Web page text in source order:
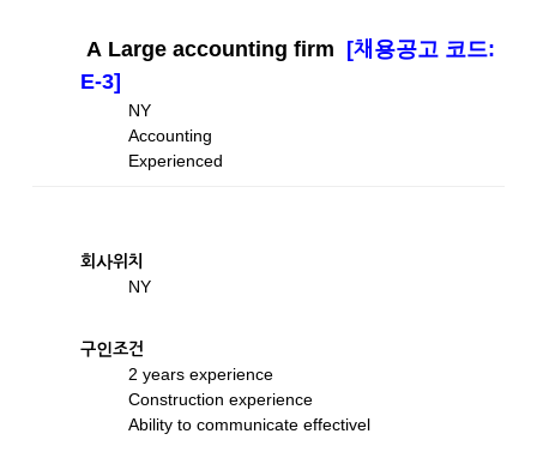
A Large accounting firm
[채용공고 코드:
E-3]
NY
Accounting
Experienced
회사위치
NY
구인조건
2 years experience
Construction experience
Ability to communicate effectivel